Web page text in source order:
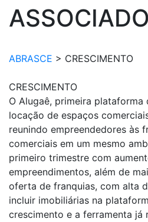
ASSOCIADO
ABRASCE > CRESCIMENTO
CRESCIMENTO
O Alugaê, primeira
locação de espaços
reunindo empreendedores às
comerciais em um mesmo
primeiro trimestre com
empreendimentos, além de
oferta de franquias, com alta
incluir imobiliárias na
crescimento e a ferramenta já